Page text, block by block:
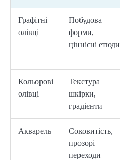
Графітні
олівці
Побудова
форми,
ціннісні етюди
Кольорові
олівці
Текстура
шкірки,
градієнти
Акварель
Соковитість,
прозорі
переходи